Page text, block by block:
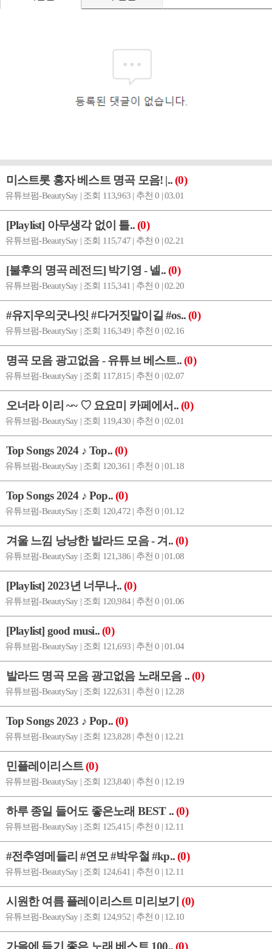
미스트롯 홍자 베스트 명곡 모음! |..(0)
유튜브펌-BeautySay | 조회 113,963 | 추천 0 | 03.01
[Playlist] 아무생각 없이 틀..(0)
유튜브펌-BeautySay | 조회 115,747 | 추천 0 | 02.21
[불후의 명곡 레전드] 박기영 - 넬..(0)
유튜브펌-BeautySay | 조회 115,341 | 추천 0 | 02.20
#유지우의굿나잇 #다거짓말이길 #os..(0)
유튜브펌-BeautySay | 조회 116,349 | 추천 0 | 02.16
명곡 모음 광고없음 - 유튜브 베스트..(0)
유튜브펌-BeautySay | 조회 117,815 | 추천 0 | 02.07
오너라 이리 ~~ ♡ 요요미 카페에서..(0)
유튜브펌-BeautySay | 조회 119,430 | 추천 0 | 02.01
Top Songs 2024 ♪ Top..(0)
유튜브펌-BeautySay | 조회 120,361 | 추천 0 | 01.18
Top Songs 2024 ♪ Pop..(0)
유튜브펌-BeautySay | 조회 120,472 | 추천 0 | 01.12
겨울 느낌 낭낭한 발라드 모음 - 겨..(0)
유튜브펌-BeautySay | 조회 121,386 | 추천 0 | 01.08
[Playlist] 2023년 너무나..(0)
유튜브펌-BeautySay | 조회 120,984 | 추천 0 | 01.06
[Playlist] good musi..(0)
유튜브펌-BeautySay | 조회 121,693 | 추천 0 | 01.04
발라드 명곡 모음 광고없음 노래모음 ..(0)
유튜브펌-BeautySay | 조회 122,631 | 추천 0 | 12.28
Top Songs 2023 ♪ Pop..(0)
유튜브펌-BeautySay | 조회 123,828 | 추천 0 | 12.21
민플레이리스트(0)
유튜브펌-BeautySay | 조회 123,840 | 추천 0 | 12.19
하루 종일 들어도 좋은노래 BEST ..(0)
유튜브펌-BeautySay | 조회 125,415 | 추천 0 | 12.11
#전추영메들리 #연모 #박우철 #kp..(0)
유튜브펌-BeautySay | 조회 124,641 | 추천 0 | 12.11
시원한 여름 플레이리스트 미리보기(0)
유튜브펌-BeautySay | 조회 124,952 | 추천 0 | 12.10
가을에 듣기 좋은 노래 베스트 100..(0)